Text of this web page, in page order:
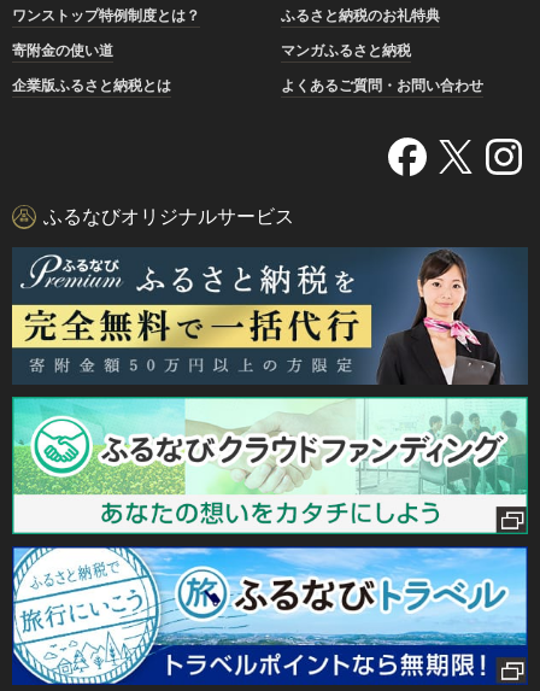
ワンストップ特例制度とは？
ふるさと納税のお礼特典
寄附金の使い道
マンガふるさと納税
企業版ふるさと納税とは
よくあるご質問・お問い合わせ
ふるなびオリジナルサービス